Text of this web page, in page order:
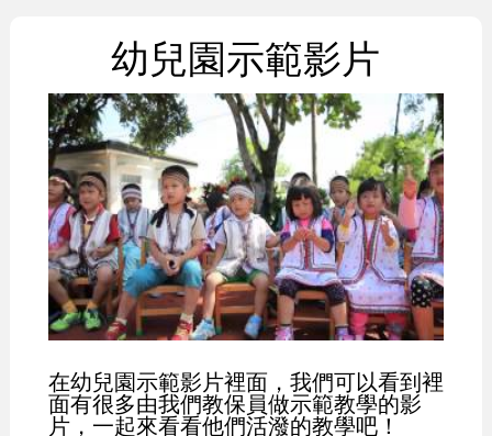
幼兒園示範影片
在幼兒園示範影片裡面，我們可以看到裡
面有很多由我們教保員做示範教學的影
片，一起來看看他們活潑的教學吧！